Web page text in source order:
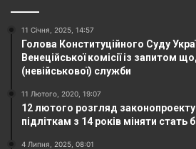
11 Січня, 2025, 14:57
Голова Конституційного Суду
Венеційської комісії із запитом
(невійськової) служби
11 Лютого, 2020, 19:07
12 лютого розгляд
підліткам з 14 років міняти стать
4 Липня, 2025, 08:01